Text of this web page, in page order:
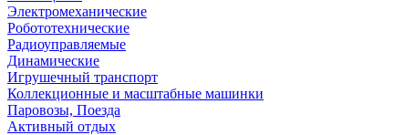
Электромеханические
Робототехнические
Радиоуправляемые
Динамические
Игрушечный транспорт
Коллекционные и масштабные машинки
Паровозы, Поезда
Активный отдых